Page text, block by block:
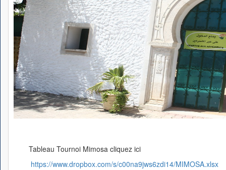
Tableau Tournoi Mimosa cliquez ici
https://www.dropbox.com/s/c00na9jws6zdi14/MIMOSA.xlsx